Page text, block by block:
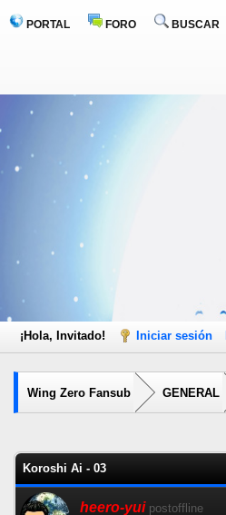
PORTAL FORO BUSCAR
¡Hola, Invitado! Iniciar sesión
Wing Zero Fansub GENERAL
Koroshi Ai - 03
heero-yui postoffline